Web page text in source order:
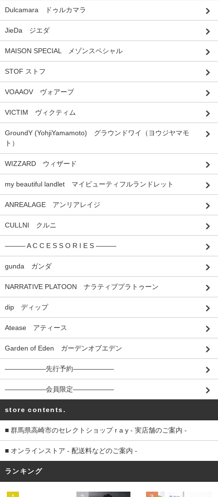
Dulcamara ドゥルカマラ
JieDa ジエダ
MAISON SPECIAL メゾンスペシャル
STOF ストフ
VOAAOV ヴォアーブ
VICTIM ヴィクティム
GroundY (YohjiYamamoto) グラウンドワイ（ヨウジヤマモ
ト）
WIZZARD ウィザード
my beautiful landlet マイビューティフルランドレット
ANREALAGE アンリアレイジ
CULLNI クルニ
――― A C C E S S O R I E S ―――
gunda ガンダ
NARRATIVE PLATOON ナラティブプラトゥーン
dip ディップ
Atease アティース
Garden of Eden ガーデンオブエデン
――――――先行予約――――――
――――――会員限定――――――
store contents.
■ 群馬県高崎市のセレクトショップ r a y - 実店舗のご案内 -
■ オンラインストア - 配送料などのご案内 -
ランキング